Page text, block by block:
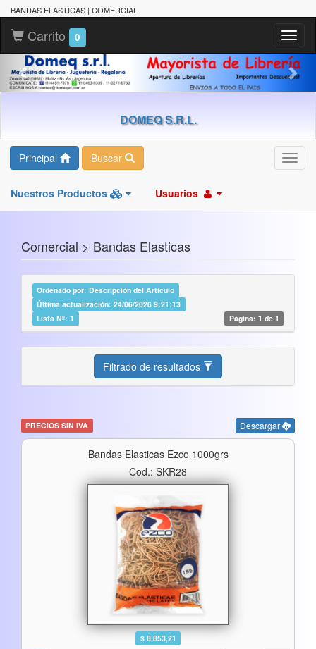
BANDAS ELASTICAS | COMERCIAL
Carrito 0
DOMEQ S.R.L.
Principal Buscar
Nuestros Productos Usuarios
Comercial > Bandas Elasticas
Ordenado por: Descripción del Artículo
Última actualización: 24/06/2026 9:21:13
Lista Nº: 1
Página: 1 de 1
Filtrado de resultados
PRECIOS SIN IVA Descargar
Bandas Elasticas Ezco 1000grs
Cod.: SKR28
$ 8.853,21